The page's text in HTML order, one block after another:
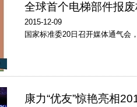
全球首个电梯部件报
2015-12-09
国家标准委20日召开媒体通气会
康力“优友”惊艳亮相